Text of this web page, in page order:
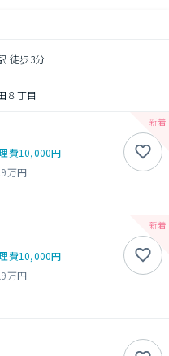
徒歩3分
８丁目
費10,000円
万円
費10,000円
万円